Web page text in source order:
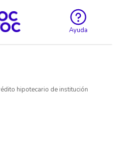
Ayuda
hipotecario de institución